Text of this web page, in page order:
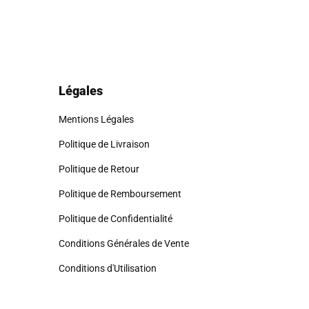
Légales
Mentions Légales
Politique de Livraison
Politique de Retour
Politique de Remboursement
Politique de Confidentialité
Conditions Générales de Vente
Conditions d'Utilisation